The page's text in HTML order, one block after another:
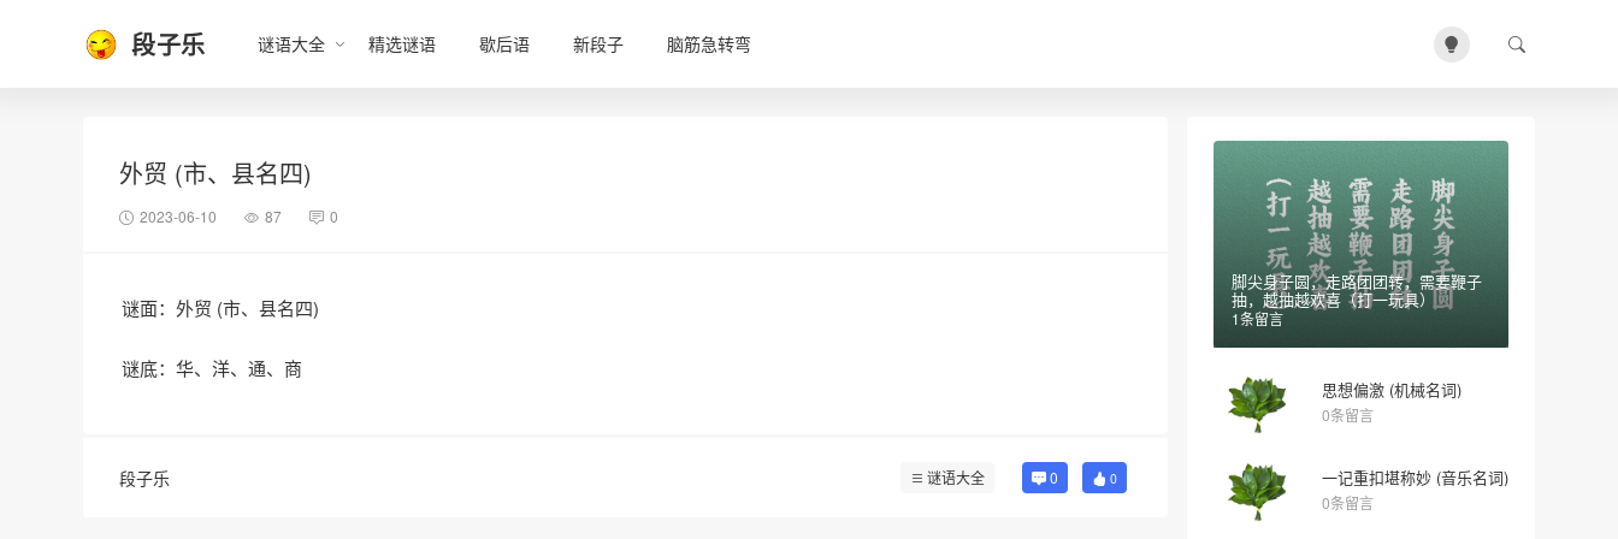
段子乐 谜语大全 精选谜语 歇后语 新段子 脑筋急转弯
外贸 (市、县名四)
2023-06-10 87 0
谜面：外贸 (市、县名四)
谜底：华、洋、通、商
段子乐 谜语大全 0 0
脚尖身子圆，走路团团转，需要鞭子
抽，越抽越欢喜（打一玩具）
1条留言
思想偏激 (机械名词)
0条留言
一记重扣堪称妙 (音乐名词)
0条留言